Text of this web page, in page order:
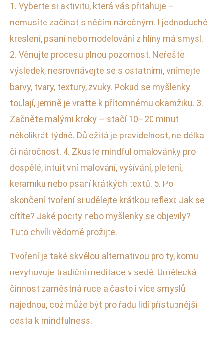
1. Vyberte si aktivitu, která vás přitahuje –
nemusíte začínat s něčím náročným. I jednoduché
kreslení, psaní nebo modelování z hlíny má smysl.
2. Věnujte procesu plnou pozornost. Neřešte
výsledek, nesrovnávejte se s ostatními, vnímejte
barvy, tvary, textury, zvuky. Pokud se myšlenky
toulají, jemně je vraťte k přítomnému okamžiku. 3.
Začněte malými kroky – stačí 10–20 minut
několikrát týdně. Důležitá je pravidelnost, ne délka
či náročnost. 4. Zkuste mindful omalovánky pro
dospělé, intuitivní malování, vyšívání, pletení,
keramiku nebo psaní krátkých textů. 5. Po
skončení tvoření si udělejte krátkou reflexi: Jak se
cítíte? Jaké pocity nebo myšlenky se objevily?
Tuto chvíli vědomě prožijte.
Tvoření je také skvělou alternativou pro ty, komu
nevyhovuje tradiční meditace v sedě. Umělecká
činnost zaměstná ruce a často i více smyslů
najednou, což může být pro řadu lidí přístupnější
cesta k mindfulness.